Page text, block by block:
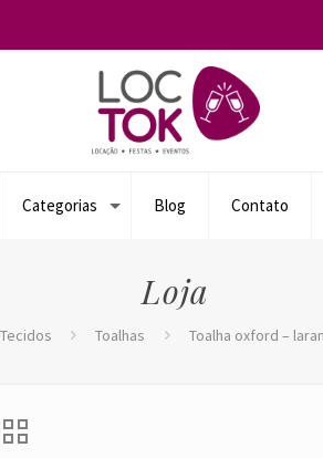
Categorias Blog Contato
Loja
Tecidos Toalhas Toalha oxford –